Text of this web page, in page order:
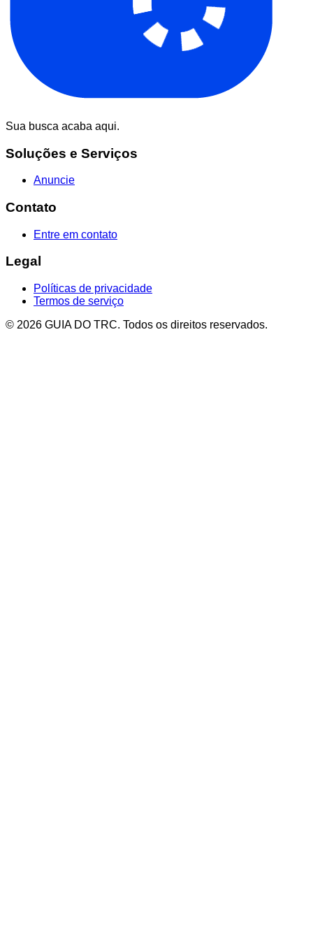
Sua busca acaba aqui.
Soluções e Serviços
Anuncie
Contato
Entre em contato
Legal
Políticas de privacidade
Termos de serviço
© 2026 GUIA DO TRC. Todos os direitos reservados.